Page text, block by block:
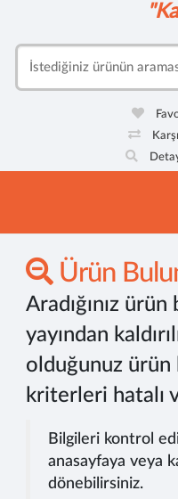
Ürün
Aradığınız
yayından
olduğunuz ürün
kriterleri hatalı
Bilgileri kontrol
anasayfaya veya
dönebilirsiniz.